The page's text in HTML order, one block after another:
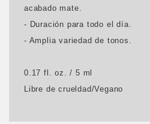
acabado mate.
- Duración para todo el día.
- Amplia variedad de tonos.
0.17 fl. oz. / 5 ml
Libre de crueldad/Vegano